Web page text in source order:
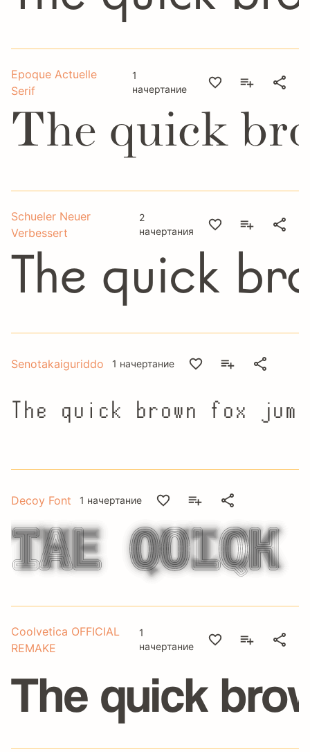
Epoque Actuelle
Serif
1
начертание
The quick
Schueler Neuer
Verbessert
2
начертания
The quick
Senotakaiguriddo 1 начертание
The quick brown fox
Decoy Font 1 начертание
The
Coolvetica OFFICIAL
REMAKE
1
начертание
The quick